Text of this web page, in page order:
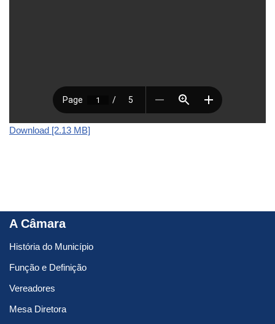
Download [2.13 MB]
A Câmara
História do Município
Função e Definição
Vereadores
Mesa Diretora